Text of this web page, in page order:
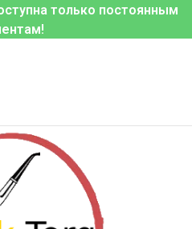
только постоянным